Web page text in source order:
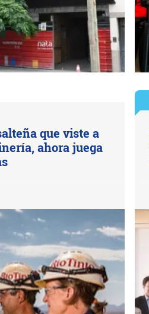
que viste a
ahora juega